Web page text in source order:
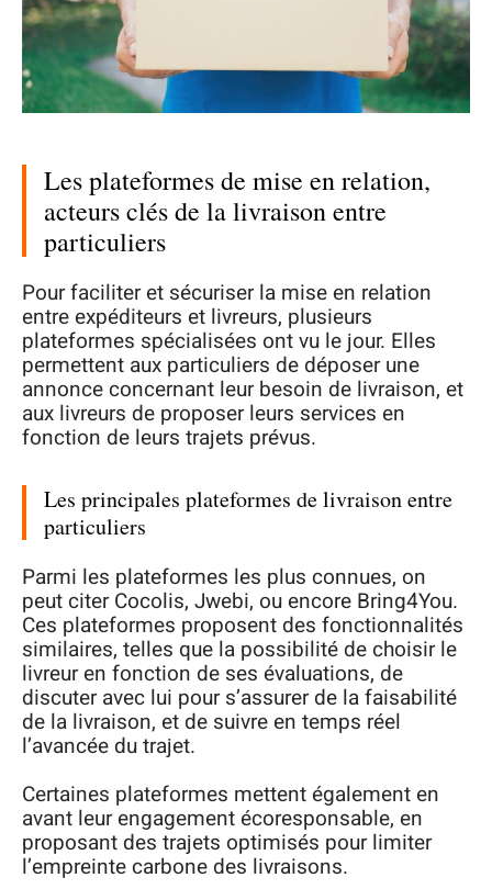
Les plateformes de mise en relation,
acteurs clés de la livraison entre
particuliers
Pour faciliter et sécuriser la mise en relation
entre expéditeurs et livreurs, plusieurs
plateformes spécialisées ont vu le jour. Elles
permettent aux particuliers de déposer une
annonce concernant leur besoin de livraison, et
aux livreurs de proposer leurs services en
fonction de leurs trajets prévus.
Les principales plateformes de livraison entre
particuliers
Parmi les plateformes les plus connues, on
peut citer Cocolis, Jwebi, ou encore Bring4You.
Ces plateformes proposent des fonctionnalités
similaires, telles que la possibilité de choisir le
livreur en fonction de ses évaluations, de
discuter avec lui pour s’assurer de la faisabilité
de la livraison, et de suivre en temps réel
l’avancée du trajet.
Certaines plateformes mettent également en
avant leur engagement écoresponsable, en
proposant des trajets optimisés pour limiter
l’empreinte carbone des livraisons.